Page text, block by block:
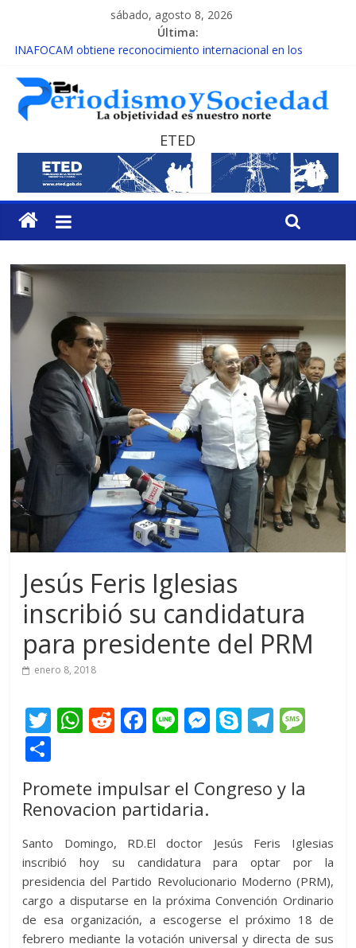
sábado, agosto 8, 2026
Última:
INAFOCAM obtiene reconocimiento internacional en los
15 de febrero de cada año es Día Nacional de la lucha contra el
cáncer infantil
EL ENFOQUE UNILATERAL DE LA COALICIÓN
MESCyT y Universidad Albizu apoyarán rehabilitación de
reclusos
MESCyT presenta calendario de Consulta Nacional por la
Educación
ETED
Jesús Feris Iglesias
inscribió su candidatura
para presidente del PRM
enero 8, 2018
T
er
W
s
A
p
p
R
di
t
F
b
o
o
k
Li M
e
g
er
S
p
T
gr
m e
m
p
ar
ti
r
Promete impulsar el Congreso y la
Renovacion partidaria.
Santo Domingo, RD.El doctor Jesús Feris Iglesias
inscribió hoy su candidatura para optar por la
presidencia del Partido Revolucionario Moderno (PRM),
cargo a disputarse en la próxima Convención Ordinario
de esa organización, a escogerse el próximo 18 de
febrero mediante la votación universal y directa de sus